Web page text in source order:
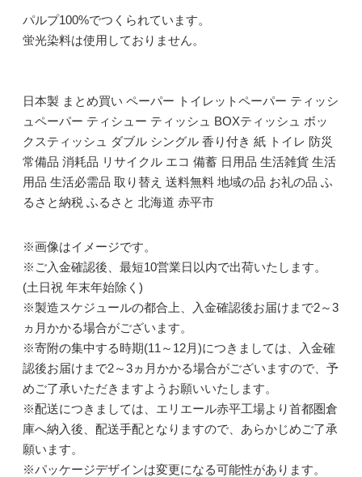
パルプ100%でつくられています。
蛍光染料は使用しておりません。
日本製 まとめ買い ペーパー トイレットペーパー ティッシ
ュペーパー ティシュー ティッシュ BOXティッシュ ボッ
クスティッシュ ダブル シングル 香り付き 紙 トイレ 防災
常備品 消耗品 リサイクル エコ 備蓄 日用品 生活雑貨 生活
用品 生活必需品 取り替え 送料無料 地域の品 お礼の品 ふ
るさと納税 ふるさと 北海道 赤平市
※画像はイメージです。
※ご入金確認後、最短10営業日以内で出荷いたします。
(土日祝 年末年始除く)
※製造スケジュールの都合上、入金確認後お届けまで2～3
ヵ月かかる場合がございます。
※寄附の集中する時期(11～12月)につきましては、入金確
認後お届けまで2～3ヵ月かかる場合がございますので、予
めご了承いただきますようお願いいたします。
※配送につきましては、エリエール赤平工場より首都圏倉
庫へ納入後、配送手配となりますので、あらかじめご了承
願います。
※パッケージデザインは変更になる可能性があります。